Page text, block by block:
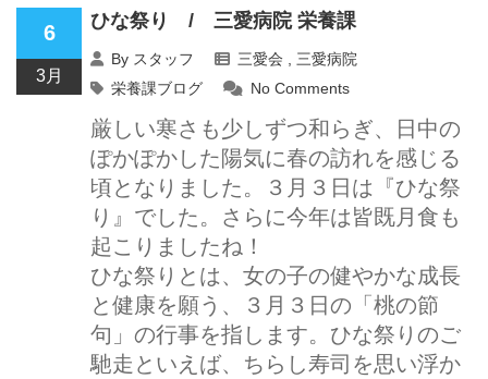
6
3月
ひな祭り / 三愛病院 栄養課
By スタッフ 三愛会 ,三愛病院
栄養課ブログ
No Comments
厳しい寒さも少しずつ和らぎ、日中の
ぽかぽかした陽気に春の訪れを感じる
頃となりました。３月３日は『ひな祭
り』でした。さらに今年は皆既月食も
起こりましたね！
ひな祭りとは、女の子の健やかな成長
と健康を願う、３月３日の「桃の節
句」の行事を指します。ひな祭りのご
馳走といえば、ちらし寿司を思い浮か